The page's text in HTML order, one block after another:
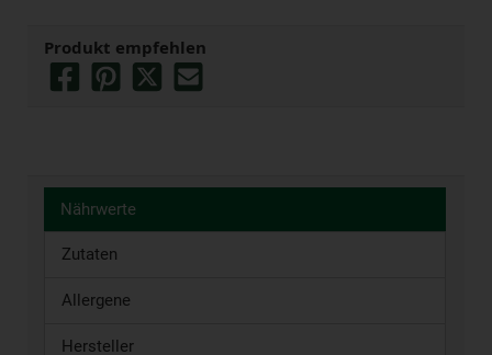
Produkt empfehlen
Nährwerte
Zutaten
Allergene
Hersteller